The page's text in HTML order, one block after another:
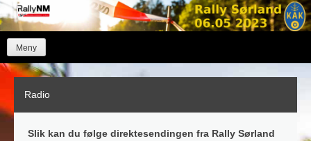
Skip
to
Meny
Radio
Slik kan du følge direktesendingen fra Rally Sørland